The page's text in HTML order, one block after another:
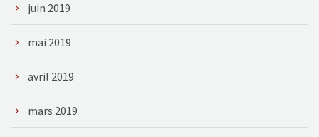
juin 2019
mai 2019
avril 2019
mars 2019